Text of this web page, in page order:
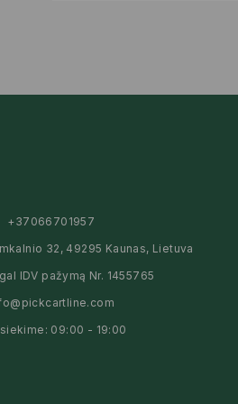
+37066701957
32, 49295 Kaunas, Lietuva
IDV pažymą Nr. 1455765
09:00 - 19:00